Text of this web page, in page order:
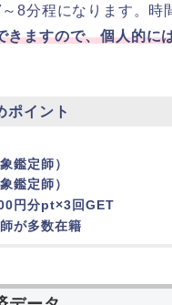
8分程になります。時
きますので、個人的に
ポイント
鑑定師）
鑑定師）
円分pt×3回GET
が多数在籍